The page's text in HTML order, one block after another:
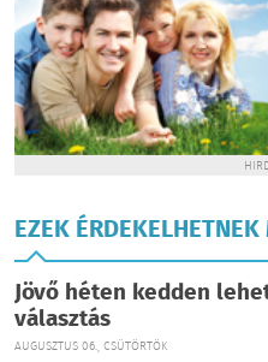
EZEK ÉRDEKELHETNEK
Jövő héten kedden
választás
AUGUSZTUS 06., CSÜTÖRTÖK